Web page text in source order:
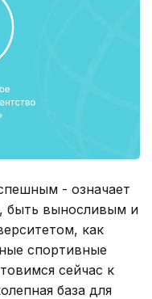
- означает
быть выносливым и
как
спортивные
сейчас к
база для